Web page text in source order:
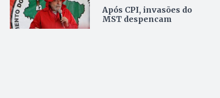
Após CPI, invasões do
MST despencam